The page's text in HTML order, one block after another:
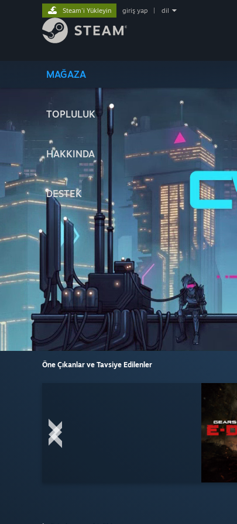
MAĞAZA
TOPLULUK
HAKKINDA
DESTEK
Steam'i Yükleyin giriş yap dil
Öne Çıkanlar ve Tavsiye Edilenler